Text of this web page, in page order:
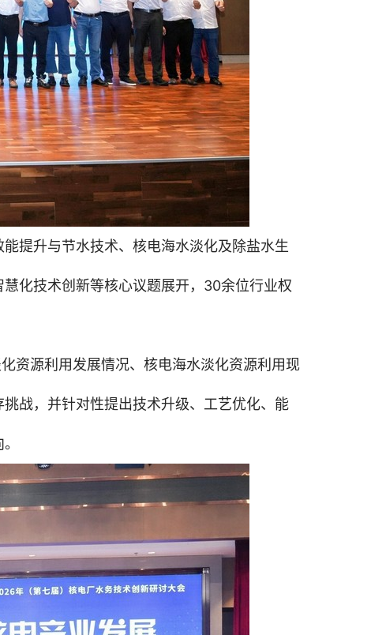
提升与节水技术、核电海水淡化及除盐水生
化技术创新等核心议题展开，30余位行业权
资源利用发展情况、核电海水淡化资源利用现
战，并针对性提出技术升级、工艺优化、能